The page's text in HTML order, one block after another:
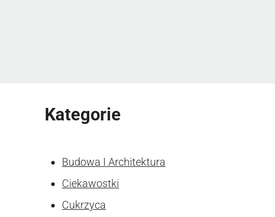
Kategorie
Budowa I Architektura
Ciekawostki
Cukrzyca